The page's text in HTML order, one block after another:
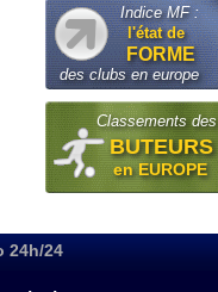
Indice MF :
l'état de
FORME
des clubs en europe
Classements des
BUTEURS
en EUROPE
24h/24